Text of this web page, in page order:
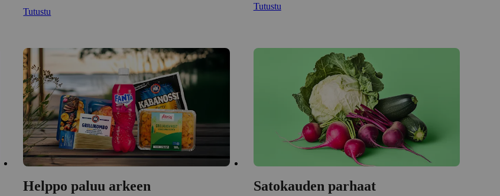
Tutustu
Tutustu
Helppo paluu arkeen Satokauden parhaat